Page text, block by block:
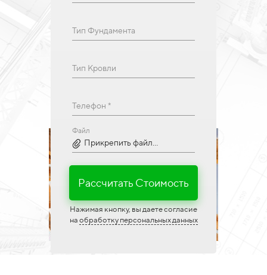
Тип Фундамента
Тип Кровли
Телефон *
Файл
Прикрепить файл...
Рассчитать Стоимость
Нажимая кнопку, вы даете согласие
на обработку персональных данных